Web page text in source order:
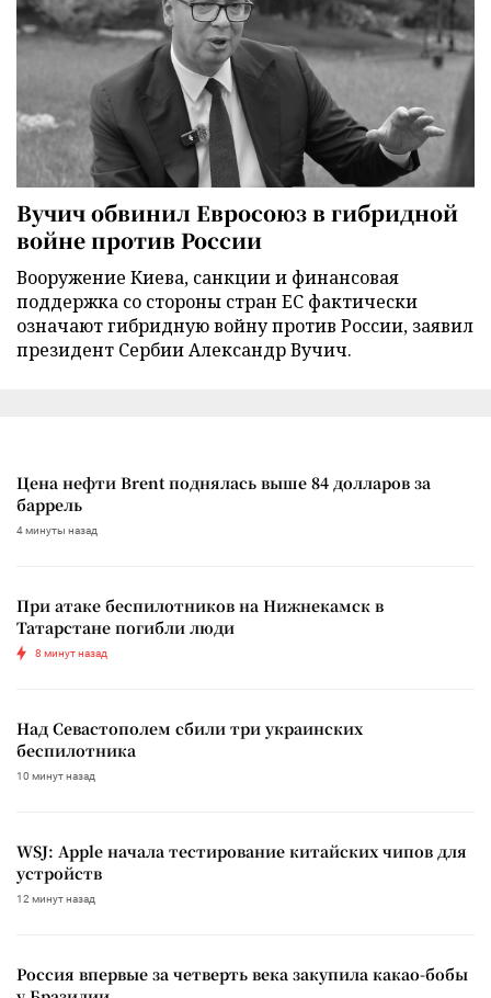
Вучич обвинил Евросоюз в гибридной
войне против России
Вооружение Киева, санкции и финансовая
поддержка со стороны стран ЕС фактически
означают гибридную войну против России, заявил
президент Сербии Александр Вучич.
Цена нефти Brent поднялась выше 84 долларов за
баррель
4 минуты назад
При атаке беспилотников на Нижнекамск в
Татарстане погибли люди
8 минут назад
Над Севастополем сбили три украинских
беспилотника
10 минут назад
WSJ: Apple начала тестирование китайских чипов для
устройств
12 минут назад
Россия впервые за четверть века закупила какао-бобы